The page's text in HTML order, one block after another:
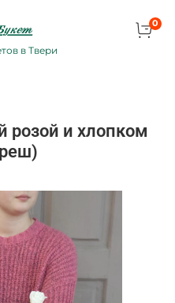
в Твери
0
розой и хлопком